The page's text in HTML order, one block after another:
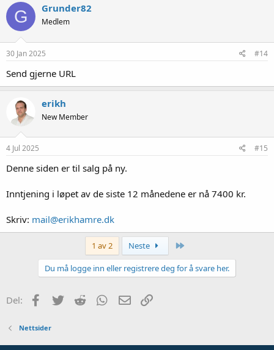
G Grunder82
Medlem
30 Jan 2025 #14
Send gjerne URL
erikh
New Member
4 Jul 2025 #15
Denne siden er til salg på ny.
Inntjening i løpet av de siste 12 månedene er nå 7400 kr.
Skriv: mail@erikhamre.dk
1 av 2 Neste
Du må logge inn eller registrere deg for å svare her.
Del: Facebook
Twitter Reddit WhatsApp
E-post
Nettsider